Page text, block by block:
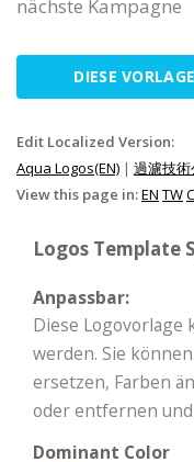
nächste Kampagne
DIESE
Edit Localized Version:
Aqua Logos(EN) | 過濾技術
View this page in:EN TW
Logos Template
Anpassbar:
Diese Logovorlage
werden. Sie
ersetzen, Farben
oder entfernen
Dominant Color